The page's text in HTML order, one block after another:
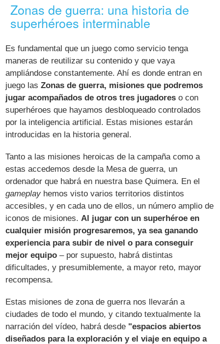
Zonas de guerra: una historia de
superhéroes interminable
Es fundamental que un juego como servicio tenga
maneras de reutilizar su contenido y que vaya
ampliándose constantemente. Ahí es donde entran en
juego lasZonas de guerra, misiones que podremos
jugar acompañados de otros tres jugadores o con
superhéroes que hayamos desbloqueado controlados
por la inteligencia artificial. Estas misiones estarán
introducidas en la historia general.
Tanto a las misiones heroicas de la campaña como a
estas accedemos desde la Mesa de guerra, un
ordenador que habrá en nuestra base Quimera. En el
gameplay hemos visto varios territorios distintos
accesibles, y en cada uno de ellos, un número amplio de
iconos de misiones. Al jugar con un superhéroe en
cualquier misión progresaremos, ya sea ganando
experiencia para subir de nivel o para conseguir
mejor equipo – por supuesto, habrá distintas
dificultades, y presumiblemente, a mayor reto, mayor
recompensa.
Estas misiones de zona de guerra nos llevarán a
ciudades de todo el mundo, y citando textualmente la
narración del vídeo, habrá desde "espacios abiertos
diseñados para la exploración y el viaje en equipo a